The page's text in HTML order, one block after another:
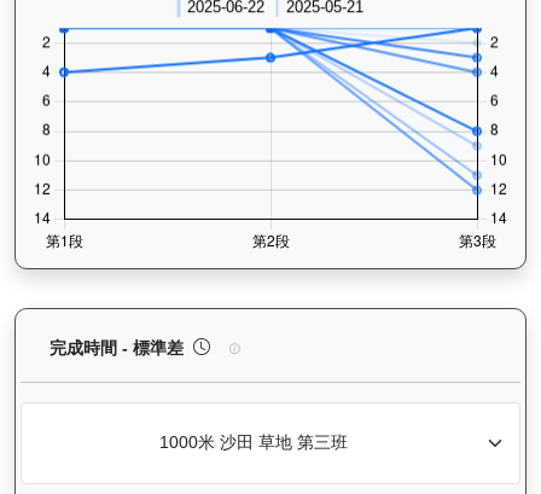
完成時間 - 標準差 寶進（K249）— 完成時間標準差分析